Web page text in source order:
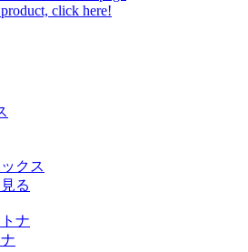
click here!
る